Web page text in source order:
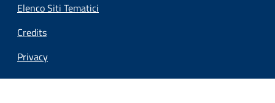
Elenco Siti Tematici
Credits
Privacy